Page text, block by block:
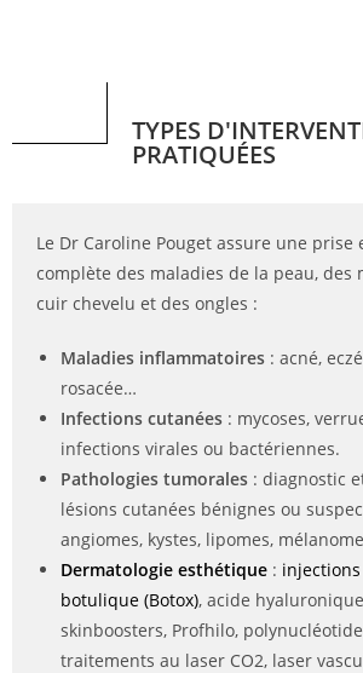
TYPES
PRATIQUÉES
Le Dr Caroline Pouget assure une prise
complète des maladies de la peau, des
cuir chevelu et des ongles :
Maladies inflammatoires : acné,
rosacée…
Infections cutanées : mycoses,
infections virales ou bactériennes.
Pathologies tumorales : diagnostic
lésions cutanées bénignes ou
angiomes, kystes, lipomes,
Dermatologie esthétique :
botulique (Botox), acide
skinboosters, Profhilo,
traitements au laser CO2, laser